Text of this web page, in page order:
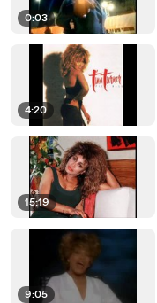
0:03
4:20
15:19
9:05